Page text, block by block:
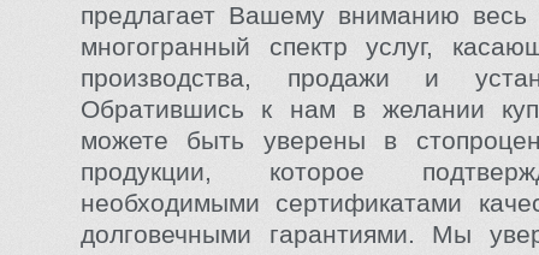
предлагает Вашему вниманию
многогранный спектр услуг,
производства, продажи и
Обратившись к нам в желании
можете быть уверены в
продукции, которое
необходимыми сертификатами
долговечными гарантиями. Мы